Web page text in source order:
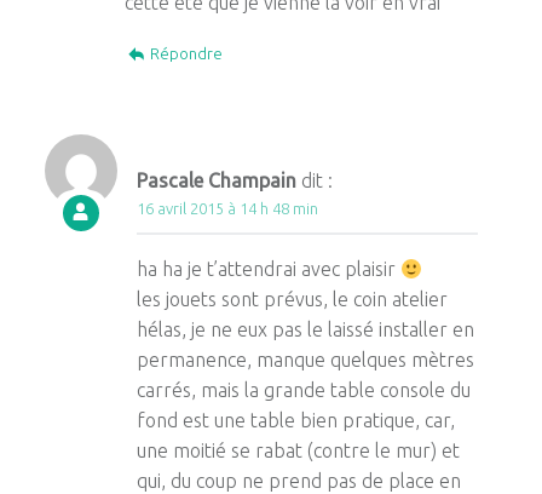
Répondre
Pascale Champain dit :
16 avril 2015 à 14 h 48 min
ha ha je t’attendrai avec plaisir
les jouets sont prévus, le coin atelier
hélas, je ne eux pas le laissé installer en
permanence, manque quelques mètres
carrés, mais la grande table console du
fond est une table bien pratique, car,
une moitié se rabat (contre le mur) et
qui, du coup ne prend pas de place en